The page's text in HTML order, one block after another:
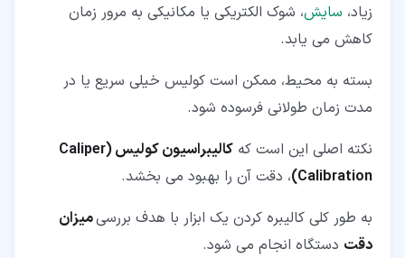
زیاد، سایش، شوک الکتریکی یا مکانیکی به مرور زمان
کاهش می یابد.
بسته به محیط، ممکن است کولیس خیلی سریع یا در
مدت زمان طولانی فرسوده شود.
نکته اصلی این است که
کالیبراسیون کولیس (Caliper
Calibration) ، دقت آن را بهبود می بخشد.
به طور کلی کالیبره کردن یک ابزار با هدف بررسیمیزان
دقت دستگاه انجام می شود.